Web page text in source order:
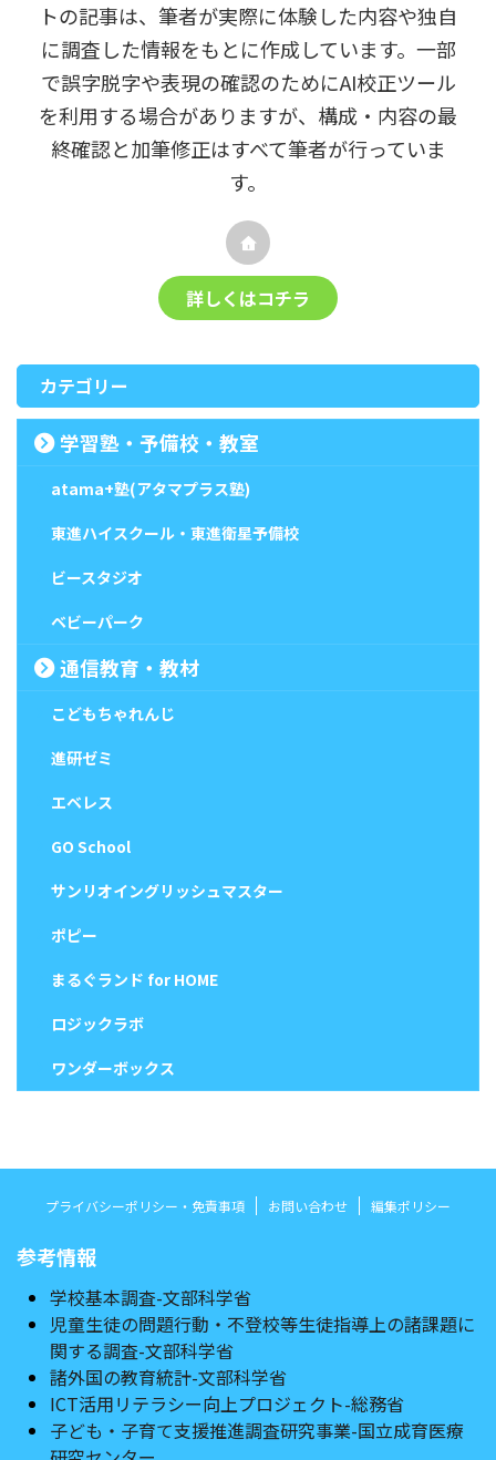
トの記事は、筆者が実際に体験した内容や独自
に調査した情報をもとに作成しています。一部
で誤字脱字や表現の確認のためにAI校正ツール
を利用する場合がありますが、構成・内容の最
終確認と加筆修正はすべて筆者が行っていま
す。
詳しくはコチラ
カテゴリー
学習塾・予備校・教室
atama+塾(アタマプラス塾)
東進ハイスクール・東進衛星予備校
ビースタジオ
ベビーパーク
通信教育・教材
こどもちゃれんじ
進研ゼミ
エベレス
GO School
サンリオイングリッシュマスター
ポピー
まるぐランド for HOME
ロジックラボ
ワンダーボックス
プライバシーポリシー・免責事項 お問い合わせ 編集ポリシー
参考情報
学校基本調査-文部科学省
児童生徒の問題行動・不登校等生徒指導上の諸課題に
関する調査-文部科学省
諸外国の教育統計-文部科学省
ICT活用リテラシー向上プロジェクト-総務省
子ども・子育て支援推進調査研究事業-国立成育医療